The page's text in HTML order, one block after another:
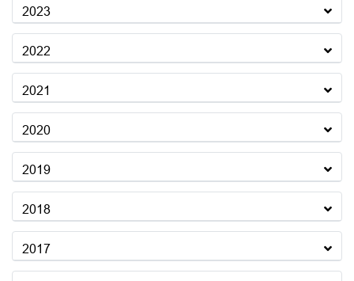
2023
2022
2021
2020
2019
2018
2017